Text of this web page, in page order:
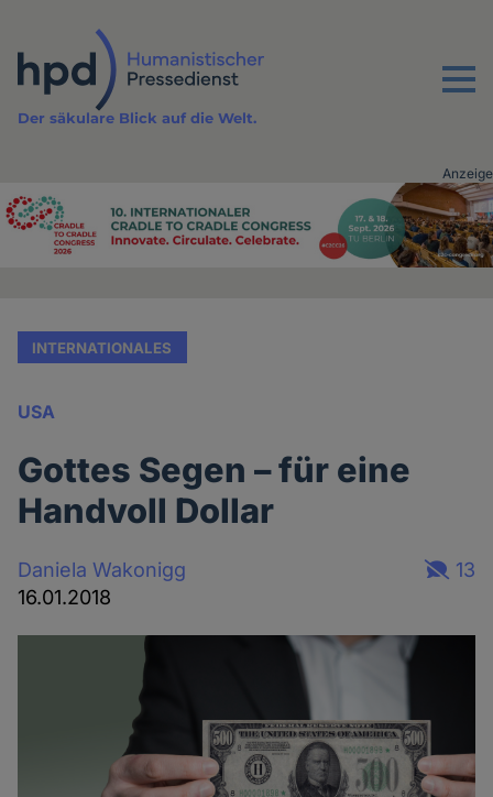
Inhalt
Menu
Der säkulare Blick auf die Welt.
Advertising
Anzeige
INTERNATIONALES
USA
Gottes Segen – für eine
Handvoll Dollar
Daniela Wakonigg
16.01.2018
13